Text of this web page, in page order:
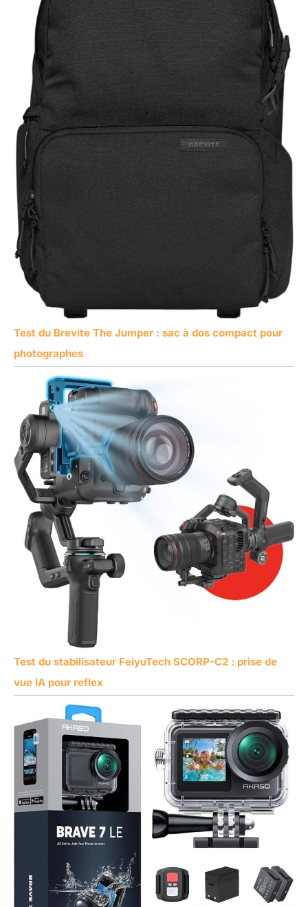
Test du Brevite The Jumper : sac à dos compact pour
photographes
Test du stabilisateur FeiyuTech SCORP-C2 : prise de
vue IA pour reflex